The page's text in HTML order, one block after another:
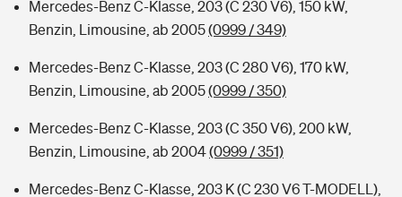
Mercedes-Benz C-Klasse, 203 (C 230 V6), 150 kW,
Benzin, Limousine, ab 2005(0999 / 349)
Mercedes-Benz C-Klasse, 203 (C 280 V6), 170 kW,
Benzin, Limousine, ab 2005(0999 / 350)
Mercedes-Benz C-Klasse, 203 (C 350 V6), 200 kW,
Benzin, Limousine, ab 2004(0999 / 351)
Mercedes-Benz C-Klasse, 203 K (C 230 V6 T-MODELL),